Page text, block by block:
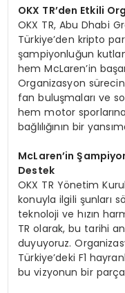
OKX TR’den Etkili
OKX TR, Abu Dhabi
Türkiye’den kripto
şampiyonluğun
hem McLaren’in
Organizasyon
fan buluşmaları ve
hem motor
bağlılığının bir
McLaren’in
Destek
OKX TR Yönetim
konuyla ilgili şunları
teknoloji ve hızın
TR olarak, bu tarihi
duyuyoruz.
Türkiye’deki F1
bu vizyonun bir